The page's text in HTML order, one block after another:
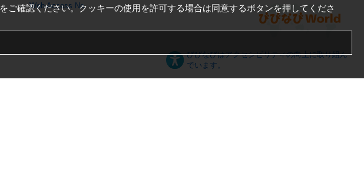
Web Access No.
びびなびはアクセシビリティの向上に取り組ん
でいます。
をご確認ください。クッキーの使用を許可する場合は同意するボタンを押してくださ